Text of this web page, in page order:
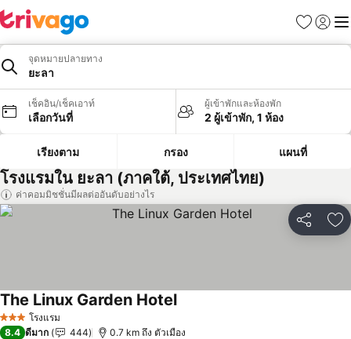
รายการโป
เข้าสู่ร
เมนู
จุดหมายปลายทาง
ยะลา
เช็คอิน/เช็คเอาท์
เลือกวันที่
ผู้เข้าพักและห้องพัก
2 ผู้เข้าพัก, 1 ห้อง
เรียงตาม กรอง แผนที่
โรงแรมใน ยะลา (ภาคใต้, ประเทศไทย)
ค่าคอมมิชชั่นมีผลต่ออันดับอย่างไร
แชร์ เ
3 ดาว โรงแรม
The Linux Garden Hotelดูราคา
8.4 ดีมาก 444 0.7 km ถึง ตัวเมือง